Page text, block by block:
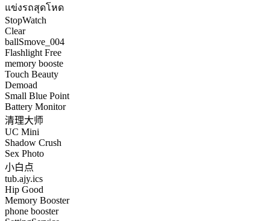
แข่งรถสุดโหด
StopWatch
Clear
ballSmove_004
Flashlight Free
memory booste
Touch Beauty
Demoad
Small Blue Point
Battery Monitor
清理大师
UC Mini
Shadow Crush
Sex Photo
小白点
tub.ajy.ics
Hip Good
Memory Booster
phone booster